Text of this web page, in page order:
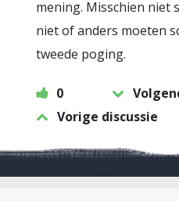
mening. Misschien niet
niet of anders moeten
tweede poging.
0
Vorige discussie